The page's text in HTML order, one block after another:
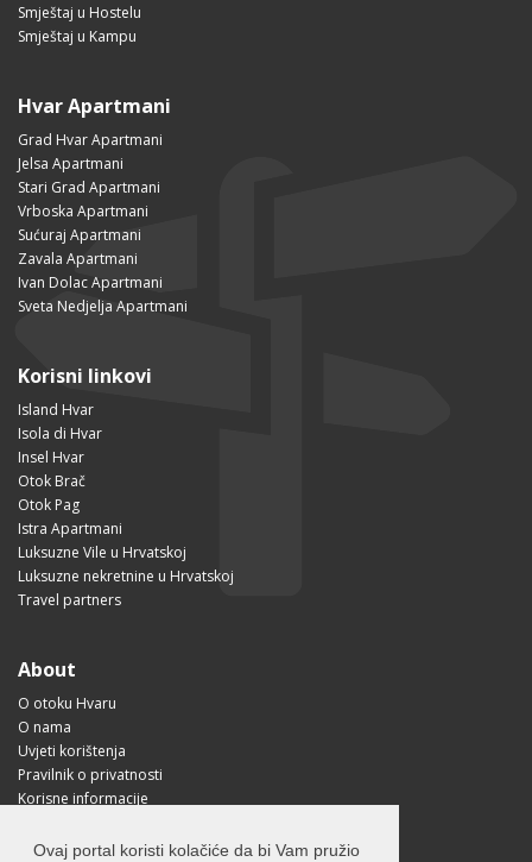
Ovaj portal koristi kolačiće da bi Vam pružio
Smještaj u Hostelu
Smještaj u Kampu
Hvar Apartmani
Grad Hvar Apartmani
Jelsa Apartmani
Stari Grad Apartmani
Vrboska Apartmani
Sućuraj Apartmani
Zavala Apartmani
Ivan Dolac Apartmani
Sveta Nedjelja Apartmani
Korisni linkovi
Island Hvar
Isola di Hvar
Insel Hvar
Otok Brač
Otok Pag
Istra Apartmani
Luksuzne Vile u Hrvatskoj
Luksuzne nekretnine u Hrvatskoj
Travel partners
About
O otoku Hvaru
O nama
Uvjeti korištenja
Pravilnik o privatnosti
Korisne informacije
Free Mobile App